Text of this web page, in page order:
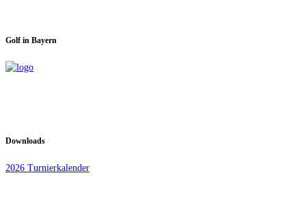
Golf in Bayern
Downloads
2026 Turnierkalender